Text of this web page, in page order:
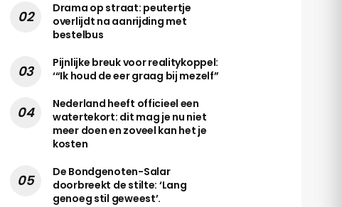
Drama op straat: peutertje
overlijdt na aanrijding met
bestelbus
Pijnlijke breuk voor realitykoppel:
‘“Ik houd de eer graag bij mezelf”
Nederland heeft officieel een
watertekort: dit mag je nu niet
meer doen en zoveel kan het je
kosten
De Bondgenoten-Salar
doorbreekt de stilte: ‘Lang
genoeg stil geweest’.